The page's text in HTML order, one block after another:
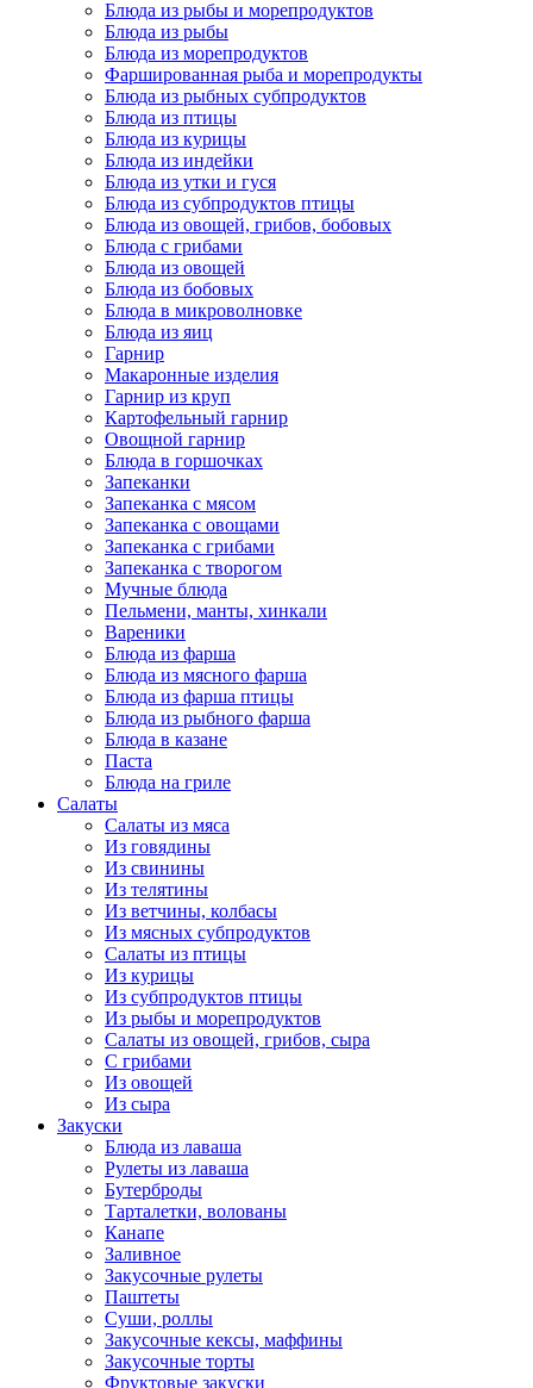
Блюда из рыбы и морепродуктов
Блюда из рыбы
Блюда из морепродуктов
Фаршированная рыба и морепродукты
Блюда из рыбных субпродуктов
Блюда из птицы
Блюда из курицы
Блюда из индейки
Блюда из утки и гуся
Блюда из субпродуктов птицы
Блюда из овощей, грибов, бобовых
Блюда с грибами
Блюда из овощей
Блюда из бобовых
Блюда в микроволновке
Блюда из яиц
Гарнир
Макаронные изделия
Гарнир из круп
Картофельный гарнир
Овощной гарнир
Блюда в горшочках
Запеканки
Запеканка с мясом
Запеканка с овощами
Запеканка с грибами
Запеканка с творогом
Мучные блюда
Пельмени, манты, хинкали
Вареники
Блюда из фарша
Блюда из мясного фарша
Блюда из фарша птицы
Блюда из рыбного фарша
Блюда в казане
Паста
Блюда на гриле
Салаты
Салаты из мяса
Из говядины
Из свинины
Из телятины
Из ветчины, колбасы
Из мясных субпродуктов
Салаты из птицы
Из курицы
Из субпродуктов птицы
Из рыбы и морепродуктов
Салаты из овощей, грибов, сыра
С грибами
Из овощей
Из сыра
Закуски
Блюда из лаваша
Рулеты из лаваша
Бутерброды
Тарталетки, волованы
Канапе
Заливное
Закусочные рулеты
Паштеты
Суши, роллы
Закусочные кексы, маффины
Закусочные торты
Фруктовые закуски